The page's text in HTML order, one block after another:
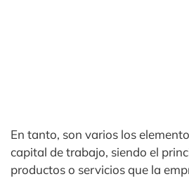
En tanto, son varios los
capital de trabajo, siendo el
productos o servicios que la